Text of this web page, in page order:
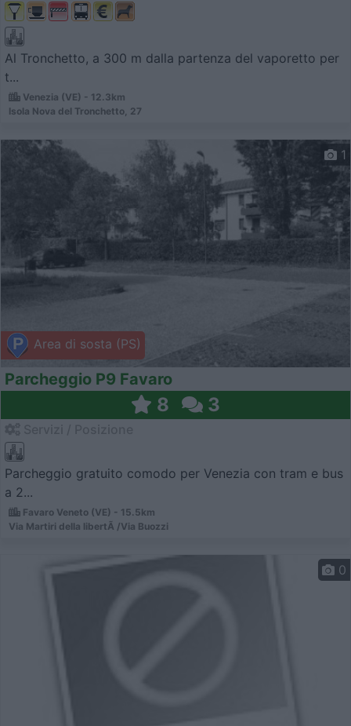
Al Tronchetto, a 300 m dalla partenza del vaporetto per
t...
Venezia (VE) - 12.3km
Isola Nova del Tronchetto, 27
Area di sosta (PS)
1
Parcheggio P9 Favaro
8 3
Parcheggio gratuito comodo per Venezia con tram e bus
a 2...
Favaro Veneto (VE) - 15.5km
Via Martiri della libertÃ /Via Buozzi
0